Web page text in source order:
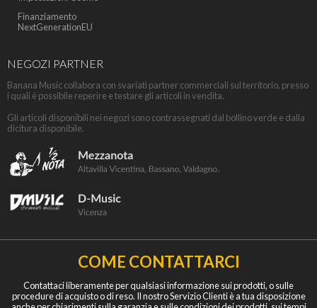
Finanziamento
NextGenerationEU
NEGOZI PARTNER
Banana Music collabora con svariati partner commerciali sul territorio, presso
i quali è possibile reperire e testare gli articoli in vendita.
Gli articoli disponibili nei negozi sono contrassegnati dal bollino verde e dalla
dicitura disponibile.
COME CONTATTARCI
Contattaci liberamente per qualsiasi informazione sui prodotti, o sulle
procedure di acquisto o di reso. Il nostro Servizio Clienti è a tua disposizione